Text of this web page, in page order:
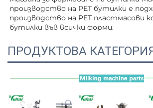
производство на PET бутилки е
производство на PET пластмасови
бутилки във всички форми.
ПРОДУКТОВА